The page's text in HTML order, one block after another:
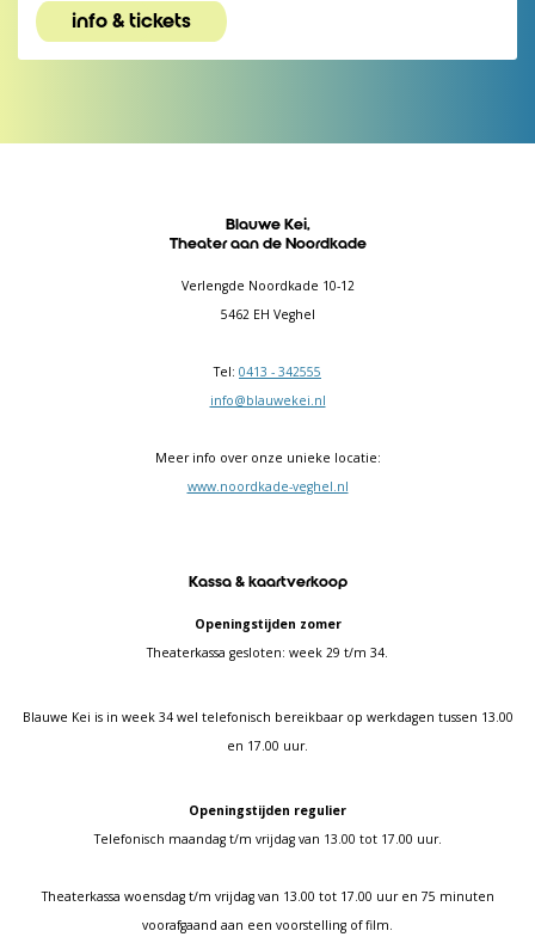
info & tickets
Blauwe Kei,
Theater aan de Noordkade
Verlengde Noordkade 10-12
5462 EH Veghel
Tel: 0413 - 342555
info@blauwekei.nl
Meer info over onze unieke locatie:
www.noordkade-veghel.nl
Kassa & kaartverkoop
Openingstijden zomer
Theaterkassa gesloten: week 29 t/m 34.
Blauwe Kei is in week 34 wel telefonisch bereikbaar op werkdagen tussen 13.00
en 17.00 uur.
Openingstijden regulier
Telefonisch maandag t/m vrijdag van 13.00 tot 17.00 uur.
Theaterkassa woensdag t/m vrijdag van 13.00 tot 17.00 uur en 75 minuten
voorafgaand aan een voorstelling of film.